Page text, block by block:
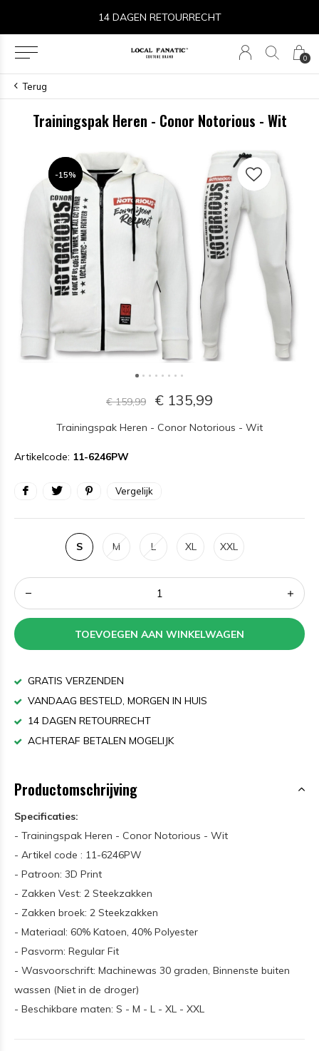
0
14 DAGEN RETOURRECHT
Terug
Trainingspak Heren - Conor Notorious - Wit
-15%
-15%
€ 159,99 € 135,99
Trainingspak Heren - Conor Notorious - Wit
Artikelcode: 11-6246PW
Vergelijk
S M L XL XXL
TOEVOEGEN AAN WINKELWAGEN
GRATIS VERZENDEN
VANDAAG BESTELD, MORGEN IN HUIS
14 DAGEN RETOURRECHT
ACHTERAF BETALEN MOGELIJK
Productomschrijving
Specificaties:
- Trainingspak Heren - Conor Notorious - Wit
- Artikel code : 11-6246PW
- Patroon: 3D Print
- Zakken Vest: 2 Steekzakken
- Zakken broek: 2 Steekzakken
- Materiaal: 60% Katoen, 40% Polyester
- Pasvorm: Regular Fit
- Wasvoorschrift: Machinewas 30 graden, Binnenste buiten
wassen (Niet in de droger)
- Beschikbare maten: S - M - L - XL - XXL